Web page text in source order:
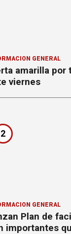
GENERAL
amarilla por
viernes
2
GENERAL
Plan de
importantes